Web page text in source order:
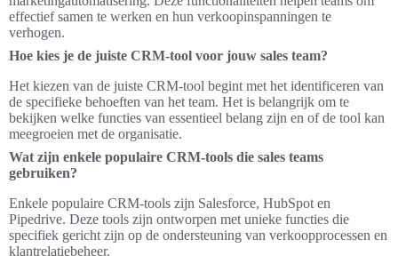
effectief samen te werken en hun verkoopinspanningen te
verhogen.
Hoe kies je de juiste CRM-tool voor jouw sales team?
Het kiezen van de juiste CRM-tool begint met het identificeren van
de specifieke behoeften van het team. Het is belangrijk om te
bekijken welke functies van essentieel belang zijn en of de tool kan
meegroeien met de organisatie.
Wat zijn enkele populaire CRM-tools die sales teams
gebruiken?
Enkele populaire CRM-tools zijn Salesforce, HubSpot en
Pipedrive. Deze tools zijn ontworpen met unieke functies die
specifiek gericht zijn op de ondersteuning van verkoopprocessen en
klantrelatiebeheer.